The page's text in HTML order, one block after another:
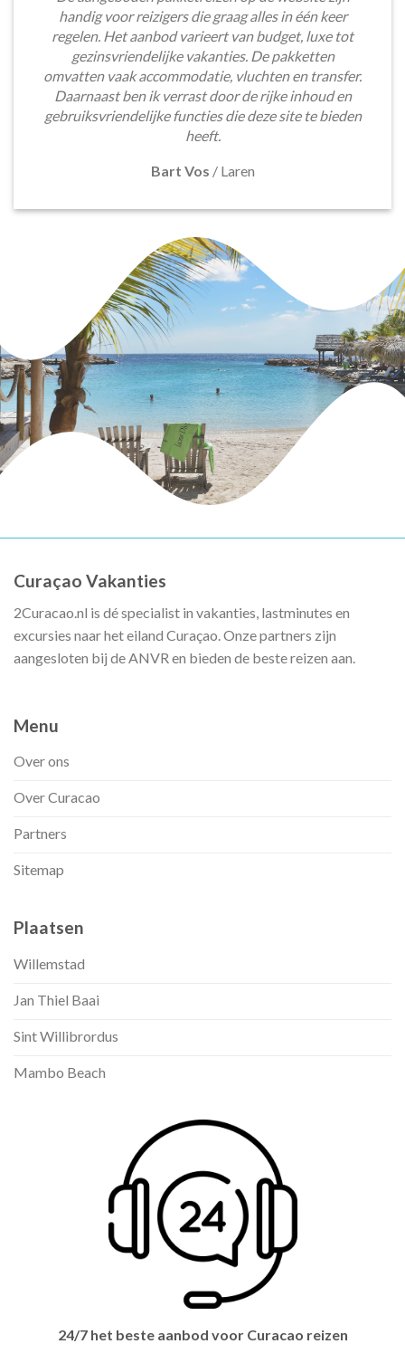
handig voor reizigers die graag alles in één keer
regelen. Het aanbod varieert van budget, luxe tot
gezinsvriendelijke vakanties. De pakketten
omvatten vaak accommodatie, vluchten en transfer.
Daarnaast ben ik verrast door de rijke inhoud en
gebruiksvriendelijke functies die deze site te bieden
heeft.
Bart Vos / Laren
Curaçao Vakanties
2Curacao.nl is dé specialist in vakanties, lastminutes en
excursies naar het eiland Curaçao. Onze partners zijn
aangesloten bij de ANVR en bieden de beste reizen aan.
Menu
Over ons
Over Curacao
Partners
Sitemap
Plaatsen
Willemstad
Jan Thiel Baai
Sint Willibrordus
Mambo Beach
24/7 het beste aanbod voor Curacao reizen